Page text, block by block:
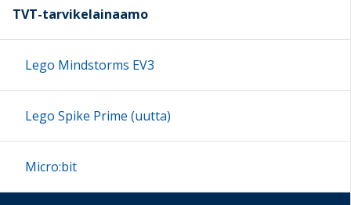
12:00
16:00
TVT-tarvikelainaamo
Lego Mindstorms EV3
Lego Spike Prime (uutta)
Micro:bit